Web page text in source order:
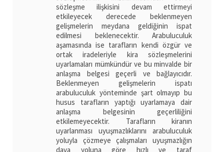
sözleşme ilişkisini devam ettirmeyi
etkileyecek derecede beklenmeyen
gelişmelerin meydana geldiğinin ispat
edilmesi beklenecektir. Arabuluculuk
aşamasında ise tarafların kendi özgür ve
ortak iradeleriyle kira sözleşmelerini
uyarlamaları mümkündür ve bu minvalde bir
anlaşma belgesi geçerli ve bağlayıcıdır.
Beklenmeyen gelişmelerin ispatı
arabuluculuk yönteminde şart olmayıp bu
husus tarafların yaptığı uyarlamaya dair
anlaşma belgesinin geçerliliğini
etkilemeyecektir. Tarafların kiranın
uyarlanması uyuşmazlıklarını arabuluculuk
yoluyla çözmeye çalışmaları uyuşmazlığın
dava yoluna göre hızlı ve taraf